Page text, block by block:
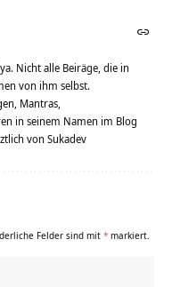
Nicht alle Beiräge, die in
von ihm selbst.
Mantras,
in seinem Namen im Blog
von Sukadev
Felder sind mit * markiert.